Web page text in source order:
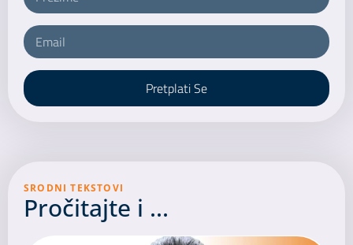
Pretplati Se
SRODNI TEKSTOVI
Pročitajte i ...​